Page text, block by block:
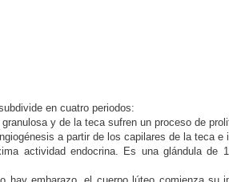
en cuatro periodos:
granulosa y de la teca sufren un proceso de
a partir de los capilares de la teca
actividad endocrina. Es una glándula de